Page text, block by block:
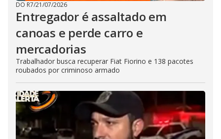
DO R7/21/07/2026
Entregador é assaltado em
canoas e perde carro e
mercadorias
Trabalhador busca recuperar Fiat Fiorino e 138 pacotes
roubados por criminoso armado